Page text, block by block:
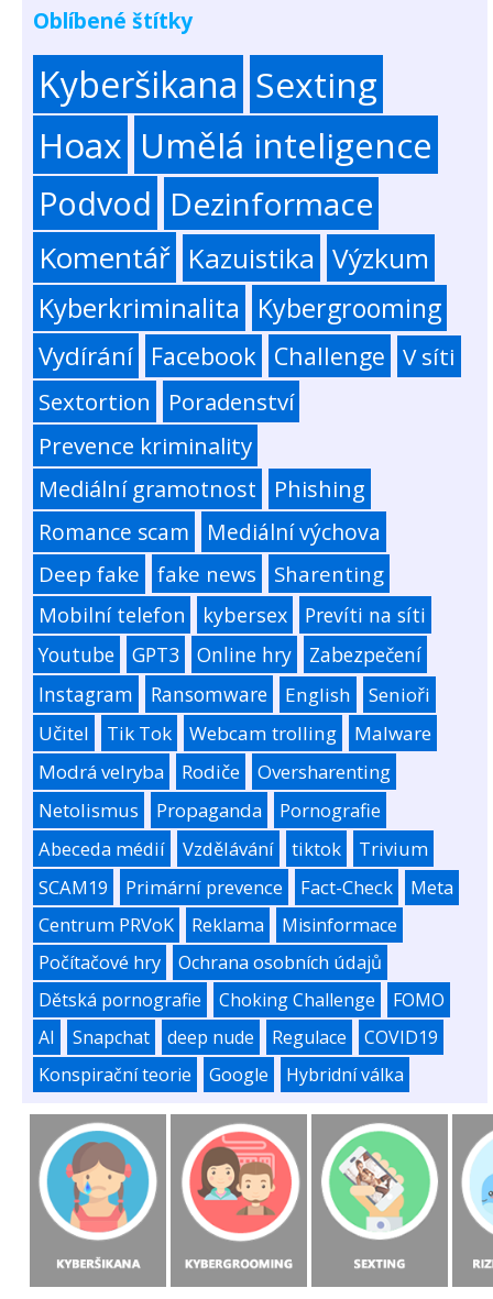
Oblíbené štítky
Kyberšikana Sexting
Hoax Umělá inteligence
Podvod Dezinformace
Komentář Kazuistika Výzkum
Kyberkriminalita Kybergrooming
Vydírání Facebook Challenge
V síti
Sextortion
Poradenství
Prevence kriminality
Mediální gramotnost
Phishing
Romance scam
Mediální výchova
Deep fake fake news Sharenting
Mobilní telefon kybersex
Prevíti na síti
Youtube
GPT3 Online hry
Zabezpečení
Instagram
Ransomware English
Senioři
Učitel
Tik Tok Webcam trolling
Malware
Modrá velryba
Rodiče
Oversharenting
Netolismus
Propaganda
Pornografie
Abeceda médií
Vzdělávání tiktok
Trivium
SCAM19
Primární prevence Fact-Check
Meta
Centrum PRVoK
Reklama
Misinformace
Počítačové hry
Ochrana osobních údajů
Dětská pornografie
Choking Challenge
FOMO
AI
Snapchat deep nude Regulace
COVID19
Konspirační teorie
Google Hybridní válka